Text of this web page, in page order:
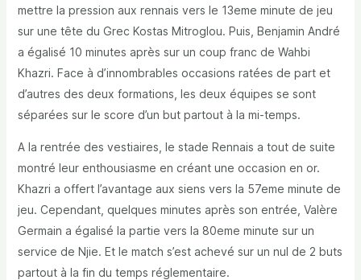
mettre la pression aux rennais vers le 13eme minute de jeu
sur une tête du Grec Kostas Mitroglou. Puis, Benjamin André
a égalisé 10 minutes après sur un coup franc de Wahbi
Khazri. Face à d’innombrables occasions ratées de part et
d’autres des deux formations, les deux équipes se sont
séparées sur le score d’un but partout à la mi-temps.
A la rentrée des vestiaires, le stade Rennais a tout de suite
montré leur enthousiasme en créant une occasion en or.
Khazri a offert l’avantage aux siens vers la 57eme minute de
jeu. Cependant, quelques minutes après son entrée, Valère
Germain a égalisé la partie vers la 80eme minute sur un
service de Njie. Et le match s’est achevé sur un nul de 2 buts
partout à la fin du temps réglementaire.